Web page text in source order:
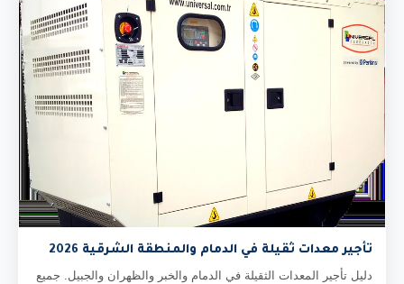
تأجير معدات ثقيلة في الدمام والمنطقة الشرقية 2026
دليل تأجير المعدات الثقيلة في الدمام والخبر والظهران والجبيل. جميع